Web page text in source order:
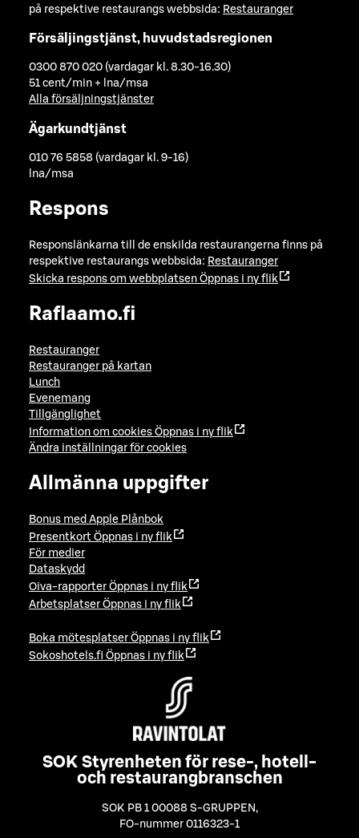
på respektive restaurangs webbsida: Restauranger
Försäljingstjänst, huvudstadsregionen
0300 870 020 (vardagar kl. 8.30-16.30)
51 cent/min + lna/msa
Alla försäljningstjänster
Ägarkundtjänst
010 76 5858 (vardagar kl. 9-16)
lna/msa
Respons
Responslänkarna till de enskilda restaurangerna finns på
respektive restaurangs webbsida: Restauranger
Skicka respons om webbplatsen Öppnas i ny flik
Raflaamo.fi
Restauranger
Restauranger på kartan
Lunch
Evenemang
Tillgänglighet
Information om cookies Öppnas i ny flik
Ändra inställningar för cookies
Allmänna uppgifter
Bonus med Apple Plånbok
Presentkort Öppnas i ny flik
För medier
Dataskydd
Oiva-rapporter Öppnas i ny flik
Arbetsplatser Öppnas i ny flik
Boka mötesplatser Öppnas i ny flik
Sokoshotels.fi Öppnas i ny flik
SOK Styrenheten för rese-, hotell-
och restaurangbranschen
SOK PB 1 00088 S-GRUPPEN ,
FO-nummer 0116323-1